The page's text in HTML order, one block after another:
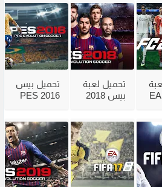
فيفا 26 EA
تحميل لعبة
بيس 2018
فاير | برو
إفولوشن
سوكر 2018
تحميل بيس
2016 PES
بالتعليق
العربي